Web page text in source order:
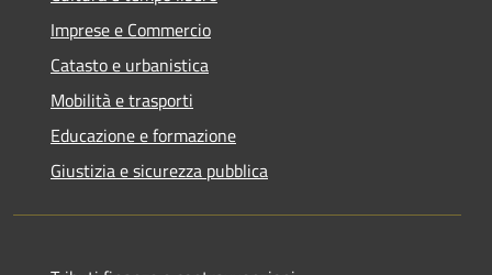
Imprese e Commercio
Catasto e urbanistica
Mobilità e trasporti
Educazione e formazione
Giustizia e sicurezza pubblica